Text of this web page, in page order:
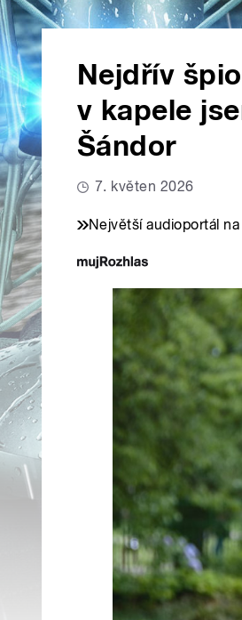
Nejdřív
v kapele
Šándor
7. květen 2026
Největší audioportál